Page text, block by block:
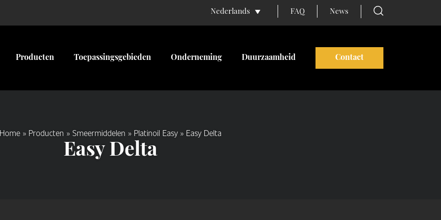
FAQ News
Nederlands
Producten Toepassingsgebieden Onderneming Duurzaamheid Contact
» Producten » Smeermiddelen » Platinoil Easy» Easy Delta
Easy Delta